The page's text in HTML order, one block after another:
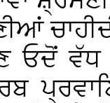
ਓਦੋਂ ਵੱਧ